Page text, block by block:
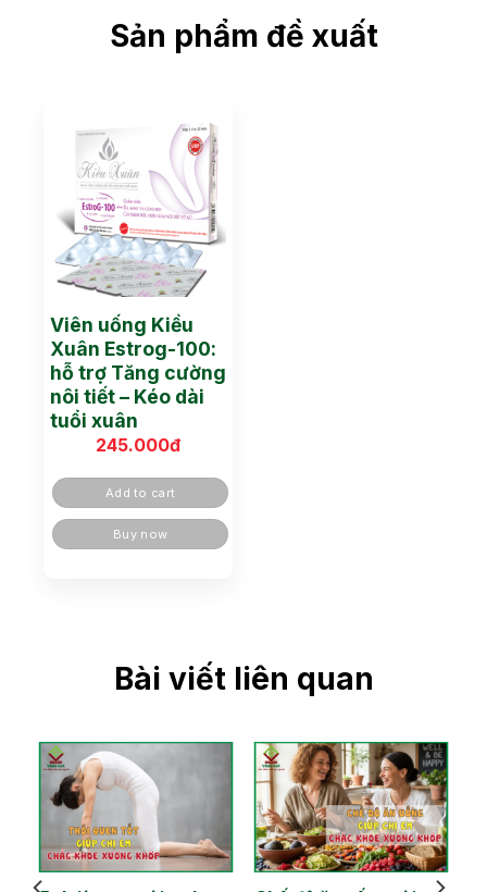
Sản phẩm đề xuất
Viên uống Kiều
Xuân Estrog-100:
hỗ trợ Tăng cường
nôi tiết – Kéo dài
tuổi xuân
245.000đ
Add to cart
Buy now
Bài viết liên quan